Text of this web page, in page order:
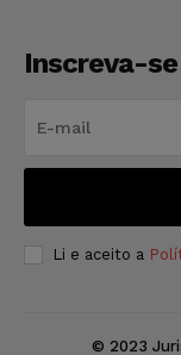
Inscreva-se
Li e aceito a
© 2023